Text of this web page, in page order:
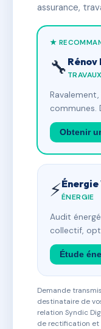
assurance,
★
🔧
communes.
Obtenir
⚡ÉNERGIE
Audit
collectif,
Étude
Demande
destinataire de
relation Syndic
de rectification